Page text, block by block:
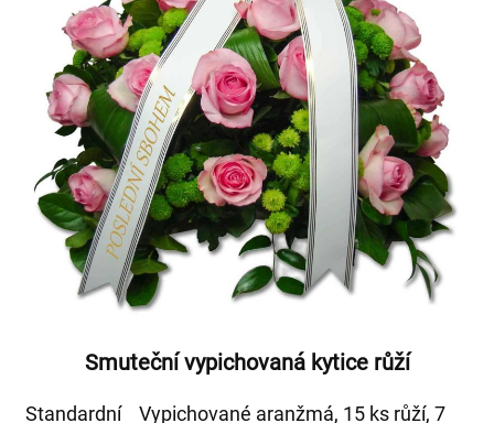
Smuteční vypichovaná kytice růží
Standardní
Vypichované aranžmá, 15 ks růží, 7